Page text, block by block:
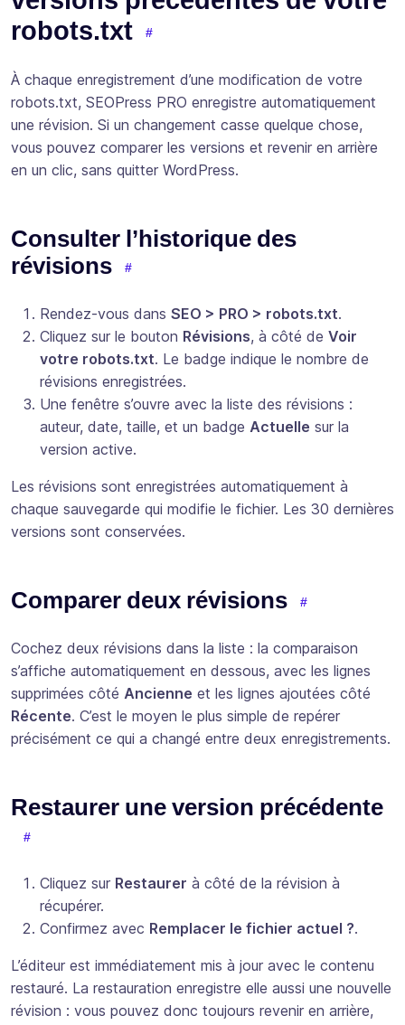
robots.txt
À chaque enregistrement d’une modification de votre
robots.txt, SEOPress PRO enregistre automatiquement
une révision. Si un changement casse quelque chose,
vous pouvez comparer les versions et revenir en arrière
en un clic, sans quitter WordPress.
Consulter l’historique des
révisions
Rendez-vous dans SEO > PRO > robots.txt.
Cliquez sur le bouton Révisions, à côté de Voir
votre robots.txt. Le badge indique le nombre de
révisions enregistrées.
Une fenêtre s’ouvre avec la liste des révisions :
auteur, date, taille, et un badge Actuelle sur la
version active.
Les révisions sont enregistrées automatiquement à
chaque sauvegarde qui modifie le fichier. Les 30 dernières
versions sont conservées.
Comparer deux révisions
Cochez deux révisions dans la liste : la comparaison
s’affiche automatiquement en dessous, avec les lignes
supprimées côté Ancienne et les lignes ajoutées côté
Récente. C’est le moyen le plus simple de repérer
précisément ce qui a changé entre deux enregistrements.
Restaurer une version précédente
Cliquez sur Restaurer à côté de la révision à
récupérer.
Confirmez avec Remplacer le fichier actuel ?.
L’éditeur est immédiatement mis à jour avec le contenu
restauré. La restauration enregistre elle aussi une nouvelle
révision : vous pouvez donc toujours revenir en arrière,